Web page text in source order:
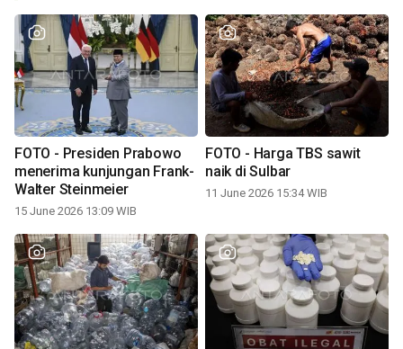
FOTO - Presiden Prabowo
menerima kunjungan Frank-
Walter Steinmeier
15 June 2026 13:09 WIB
FOTO - Harga TBS sawit
naik di Sulbar
11 June 2026 15:34 WIB